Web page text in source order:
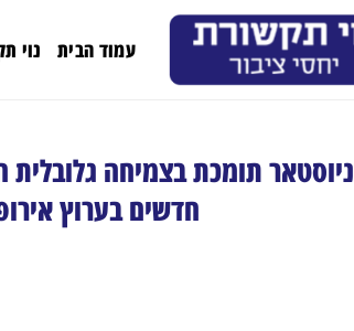
עמוד הבית נוי
ניוסטאר תומכת בצמיחה
חדשים בערוץ